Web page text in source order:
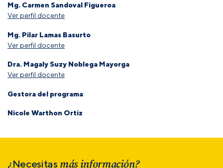
Mg. Carmen Sandoval Figueroa
Ver perfil docente
Mg. Pilar Lamas Basurto
Ver perfil docente
Dra. Magaly Suzy Noblega Mayorga
Ver perfil docente
Gestora del programa
Nicole Warthon Ortiz
¿Necesitas más información?